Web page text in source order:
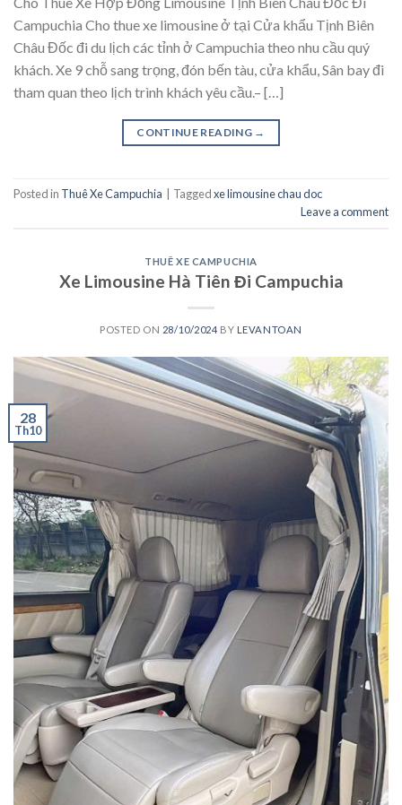
Campuchia Cho thue xe limousine ở tại Cửa khẩu Tịnh Biên
Châu Đốc đi du lịch các tỉnh ở Campuchia theo nhu cầu quý
khách. Xe 9 chỗ sang trọng, đón bến tàu, cửa khẩu, Sân bay đi
tham quan theo lịch trình khách yêu cầu.– […]
CONTINUE READING →
Posted in Thuê Xe Campuchia Taggedxe limousine chau doc
Leave a comment
THUÊ XE CAMPUCHIA
Xe Limousine Hà Tiên Đi Campuchia
POSTED ON 28/10/2024 BY LEVANTOAN
28
Th10